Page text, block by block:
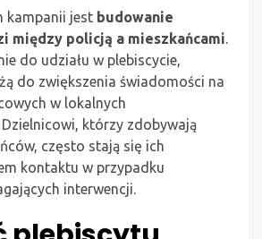
kampanii jest budowanie
między policją a mieszkańcami.
do udziału w plebiscycie,
do zwiększenia świadomości na
w lokalnych
Dzielnicowi, którzy zdobywają
często stają się ich
kontaktu w przypadku
interwencji.